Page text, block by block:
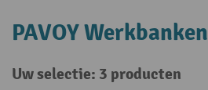
PAVOY Werkbanken
Uw selectie: 3 producten